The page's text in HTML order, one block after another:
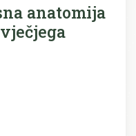
anatomija